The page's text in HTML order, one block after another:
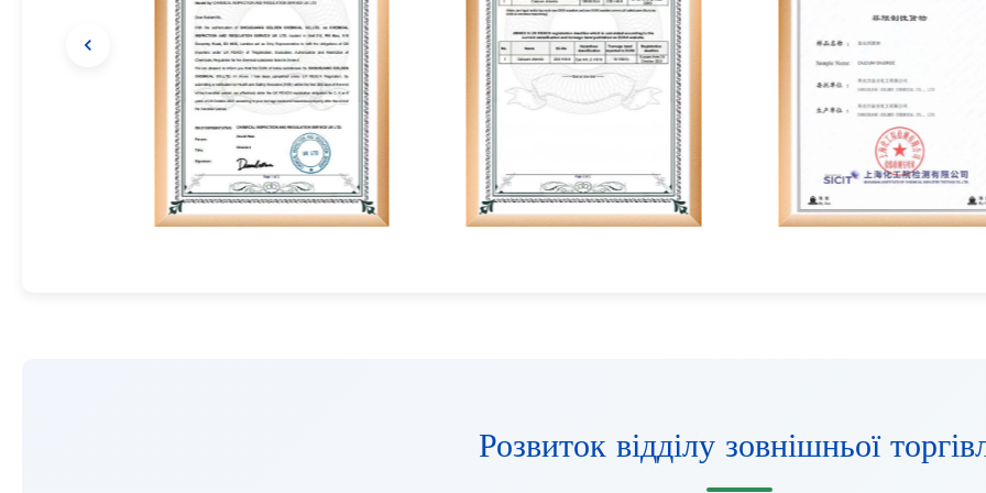
Розвиток відділу зовнішньої